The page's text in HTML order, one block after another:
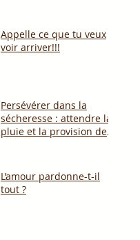
Appelle ce que tu veux
voir arriver!!!
Persévérer dans la
sécheresse : attendre la
pluie et la provision de
L’amour pardonne-t-il
tout ?